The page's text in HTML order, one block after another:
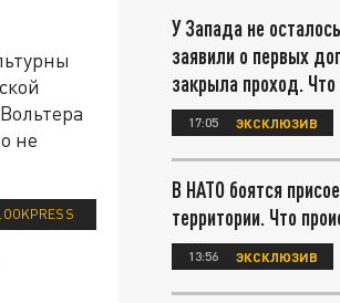
не
У Запада не
заявили о первых
закрыла проход.
17:05 ЭКСКЛЮЗИВ
В НАТО боятся
территории. Что
13:56 ЭКСКЛЮЗИВ